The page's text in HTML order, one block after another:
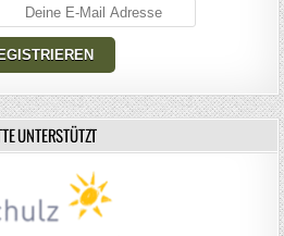
UNTERSTÜTZT